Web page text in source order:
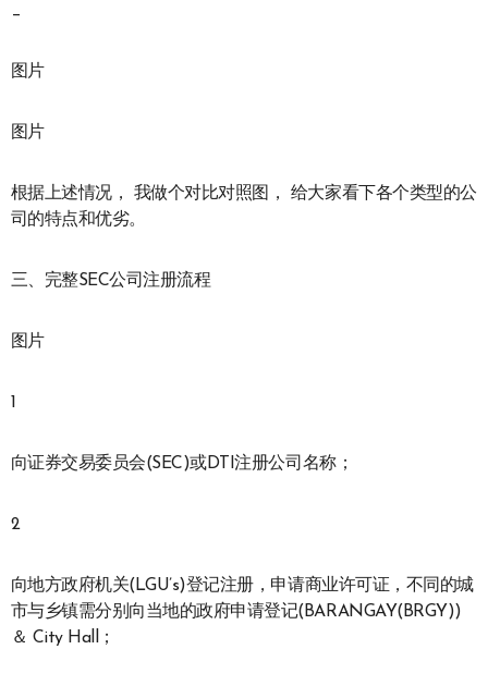
_
图片
图片
根据上述情况， 我做个对比对照图， 给大家看下各个类型的公
司的特点和优劣。
三、完整SEC公司注册流程
图片
1
向证券交易委员会(SEC)或DTI注册公司名称；
2
向地方政府机关(LGU’s)登记注册，申请商业许可证，不同的城
市与乡镇需分别向当地的政府申请登记(BARANGAY(BRGY))
＆ City Hall；